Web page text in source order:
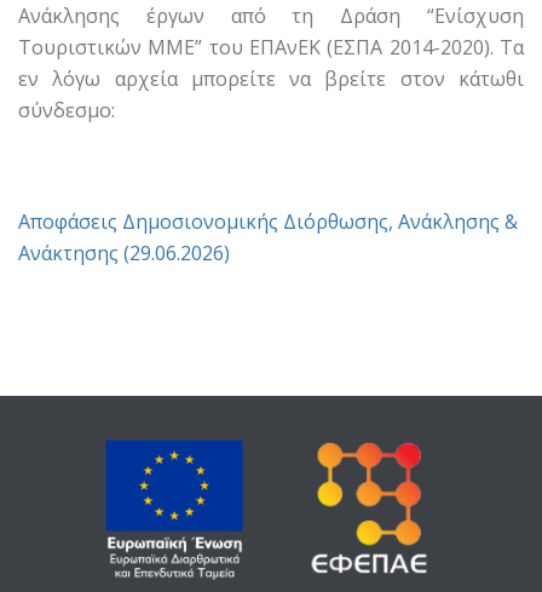
Ανάκλησης έργων από τη Δράση “Ενίσχυση
Τουριστικών ΜΜΕ” του ΕΠΑνΕΚ (ΕΣΠΑ 2014-2020). Τα
εν λόγω αρχεία μπορείτε να βρείτε στον κάτωθι
σύνδεσμο:
Αποφάσεις Δημοσιονομικής Διόρθωσης, Ανάκλησης &
Ανάκτησης (29.06.2026)